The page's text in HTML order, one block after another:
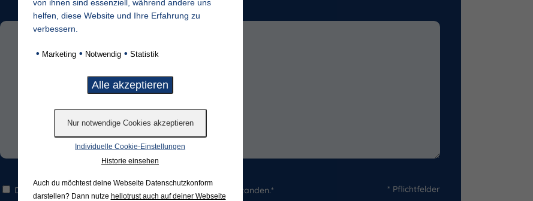
Die Hinweise zum habe ich gelesen und verstanden.* * Pflichtfelder
von ihnen sind essenziell, während andere uns
helfen, diese Website und Ihre Erfahrung zu
verbessern.
• Marketing • Notwendig • Statistik
Individuelle Cookie-Einstellungen
Historie einsehen
Auch du möchtest deine Webseite Datenschutzkonform
darstellen? Dann nutze hellotrust auch auf deiner Webseite